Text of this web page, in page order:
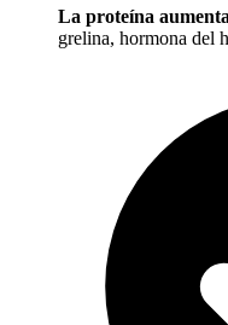
La proteína
grelina, hormona del